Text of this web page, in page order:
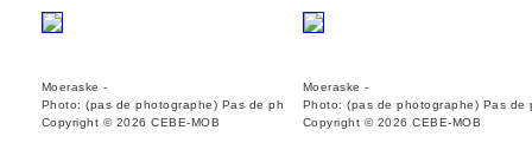
Moeraske -
Photo: (pas de photographe) Pas de ph
Copyright © 2026 CEBE-MOB
Moeraske -
Photo: (pas de photographe) Pas de
Copyright © 2026 CEBE-MOB